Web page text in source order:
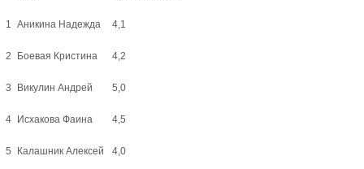
1 Аникина Надежда 4,1
2 Боевая Кристина 4,2
3 Викулин Андрей 5,0
4 Исхакова Фаина 4,5
5 Калашник Алексей 4,0